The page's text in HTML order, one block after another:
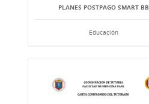
PLANES POSTPAGO SMART BB
Educación